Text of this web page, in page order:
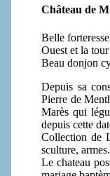
Château de
Belle
Ouest et la
Beau donjon
Depuis sa
Pierre de
Marès qui
depuis cette
Collection de
sculture,
Le chateau